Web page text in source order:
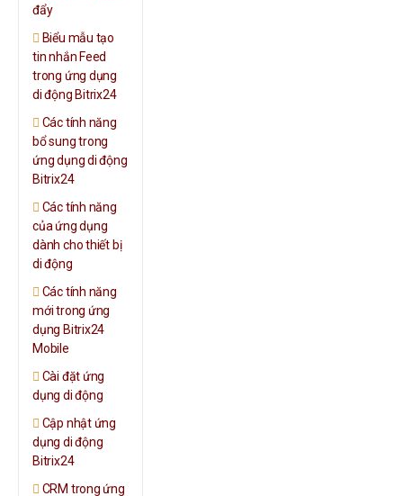
đẩy
Biểu mẫu tạo
tin nhắn Feed
trong ứng dụng
di động Bitrix24
Các tính năng
bổ sung trong
ứng dụng di động
Bitrix24
Các tính năng
của ứng dụng
dành cho thiết bị
di động
Các tính năng
mới trong ứng
dụng Bitrix24
Mobile
Cài đặt ứng
dụng di động
Cập nhật ứng
dụng di động
Bitrix24
CRM trong ứng